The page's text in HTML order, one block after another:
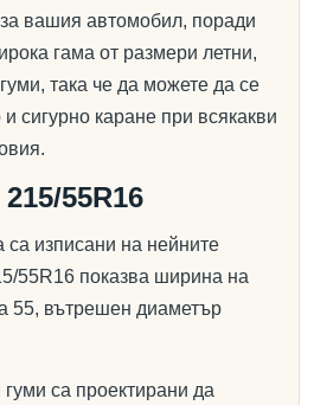
вашия автомобил, поради
гама от размери летни,
така че да можете да се
сигурно каране при всякакви
55R16
са изписани на нейните
55R16 показва ширина на
55, вътрешен диаметър
са проектирани да